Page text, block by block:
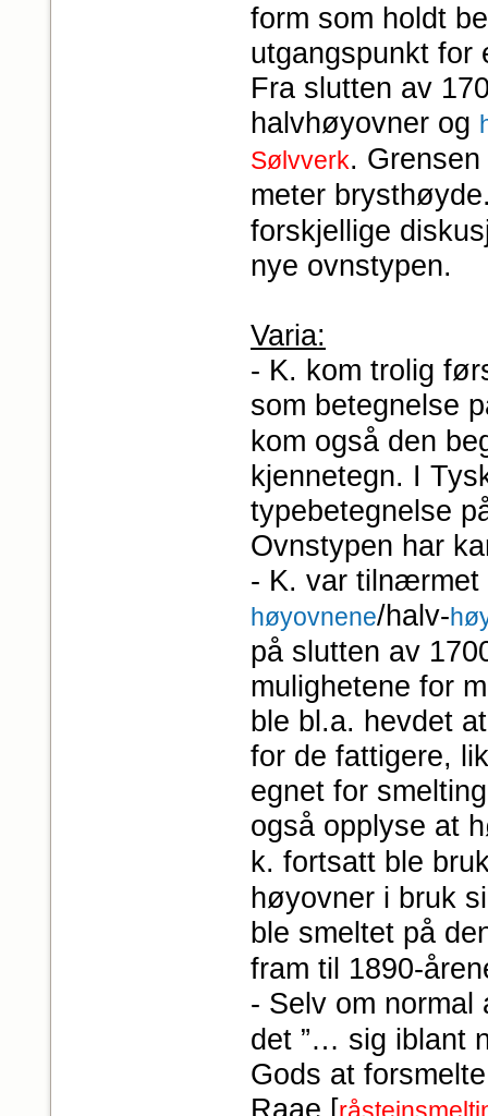
form som holdt
utgangspunkt for
Fra slutten av
halvhøyovner og
Sølvverk.
meter
forskjellige
nye ovnstypen.
Varia:
- K. kom trolig
som betegnelse
kom også den
kjennetegn. I
typebetegnelse
Ovnstypen har
- K. var tilnærmet
høyovnene/halv-
på slutten av
mulighetene for
ble bl.a. hevdet
for de fattigere,
egnet for
også opplyse at
k. fortsatt ble
høyovner i bruk
ble smeltet på
fram til 1890-
- Selv om normal
det ”… sig iblant
Gods at
Raae [